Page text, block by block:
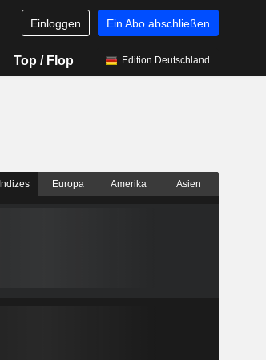
Einloggen Ein Abo abschließen
Top / Flop Edition Deutschland
Indizes Europa Amerika Asien